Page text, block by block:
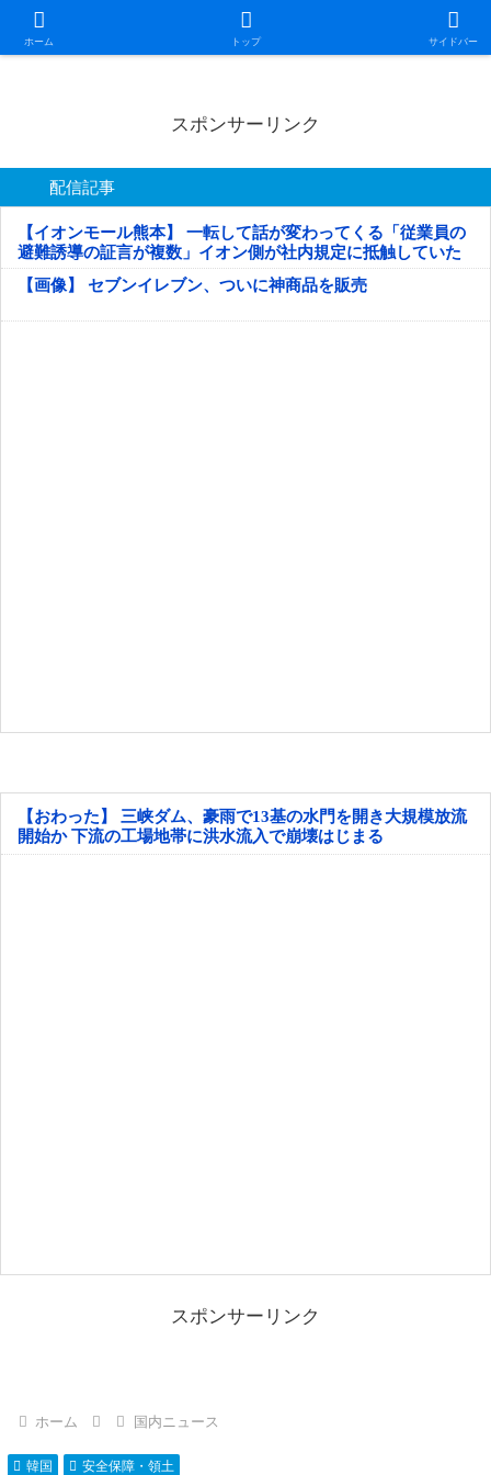
ホーム トップ サイドバー
日本第一！ニュース録
スポンサーリンク
配信記事
【イオンモール熊本】 一転して話が変わってくる「従業員の
避難誘導の証言が複数」イオン側が社内規定に抵触していた
疑い
【画像】 セブンイレブン、ついに神商品を販売
【おわった】 三峡ダム、豪雨で13基の水門を開き大規模放流
開始か 下流の工場地帯に洪水流入で崩壊はじまる
スポンサーリンク
ホーム 国内ニュース
韓国 安全保障・領土